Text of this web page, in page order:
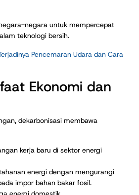
negara untuk mempercepat
teknologi bersih.
Pencemaran Udara dan Cara
Ekonomi dan
dekarbonisasi membawa
kerja baru di sektor energi
energi dengan mengurangi
impor bahan bakar fosil.